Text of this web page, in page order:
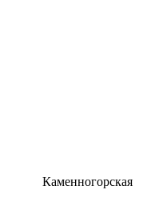
Каменногорская